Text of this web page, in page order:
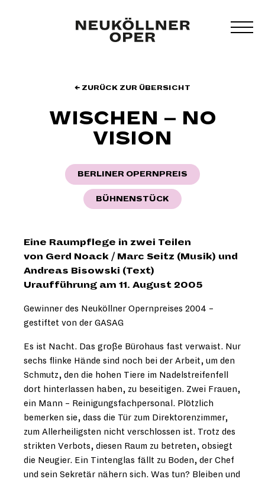
← ZURÜCK ZUR ÜBERSICHT
WISCHEN – NO
VISION
BERLINER OPERNPREIS
BÜHNENSTÜCK
Eine Raumpflege in zwei Teilen
von Gerd Noack / Marc Seitz (Musik) und
Andreas Bisowski (Text)
Uraufführung am 11. August 2005
Gewinner des Neuköllner Opernpreises 2004 –
gestiftet von der GASAG
Es ist Nacht. Das große Bürohaus fast verwaist. Nur
sechs flinke Hände sind noch bei der Arbeit, um den
Schmutz, den die hohen Tiere im Nadelstreifenfell
dort hinterlassen haben, zu beseitigen. Zwei Frauen,
ein Mann – Reinigungsfachpersonal. Plötzlich
bemerken sie, dass die Tür zum Direktorenzimmer,
zum Allerheiligsten nicht verschlossen ist. Trotz des
strikten Verbots, diesen Raum zu betreten, obsiegt
die Neugier. Ein Tintenglas fällt zu Boden, der Chef
und sein Sekretär nähern sich. Was tun? Bleiben und